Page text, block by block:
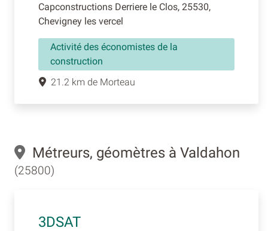
Capconstructions Derriere le Clos, 25530,
Chevigney les vercel
Activité des économistes de la
construction
21.2 km de Morteau
Métreurs, géomètres à Valdahon
(25800)
3DSAT